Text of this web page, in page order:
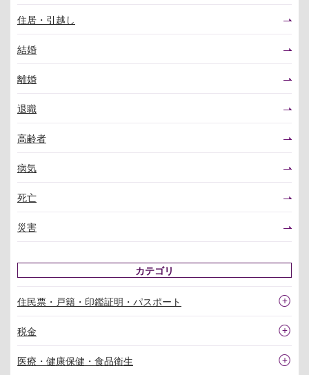
住居・引越し
結婚
離婚
退職
高齢者
病気
死亡
災害
カテゴリ
住民票・戸籍・印鑑証明・パスポート
税金
医療・健康保健・食品衛生